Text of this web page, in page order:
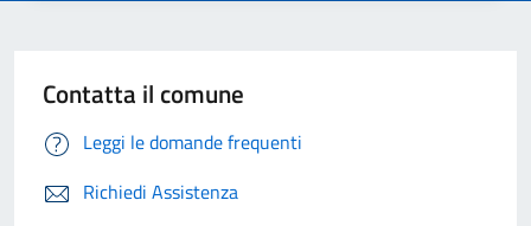
Contatta il comune
Leggi le domande frequenti
Richiedi Assistenza